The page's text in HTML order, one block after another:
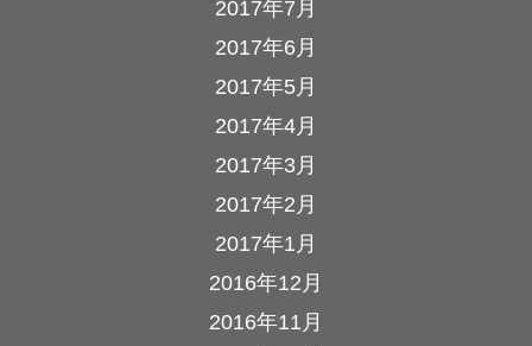
2017年7月
2017年6月
2017年5月
2017年4月
2017年3月
2017年2月
2017年1月
2016年12月
2016年11月